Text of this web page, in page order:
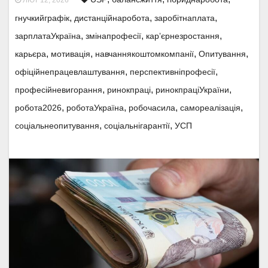
гнучкийграфік, дистанційнаробота, заробітнаплата,
зарплатаУкраїна, змінапрофесії, карʼєрнезростання,
карьєра, мотивація, навчаннякоштомкомпанії, Опитування,
офіційнепрацевлаштування, перспективніпрофесії,
професійневигорання, ринокпраці, ринокпраціУкраїни,
робота2026, роботаУкраїна, робочасила, самореалізація,
соціальнеопитування, соціальнігарантії, УСП